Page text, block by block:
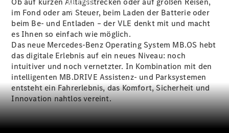
Übersicht
Modellübersicht
Konfigurator
Probefahrt
buchen
im Fond oder am Steuer, beim Laden der Batterie oder
beim Be- und Entladen – der VLE denkt mit und macht
es Ihnen so einfach wie möglich.
Das neue Mercedes-Benz Operating System MB.OS hebt
das digitale Erlebnis auf ein neues Niveau: noch
intuitiver und noch vernetzter. In Kombination mit den
intelligenten MB.DRIVE Assistenz- und Parksystemen
entsteht ein Fahrerlebnis, das Komfort, Sicherheit und
Innovation nahtlos vereint.